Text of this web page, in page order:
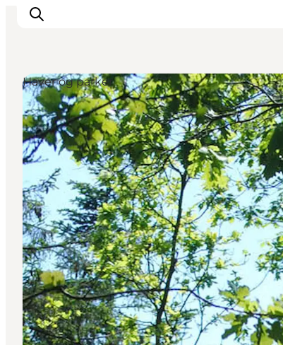
Feriesteder
Inspiration
Handicapvenlig ferie
Events
Overnatning
Planlæg din ferie
Haver og parker